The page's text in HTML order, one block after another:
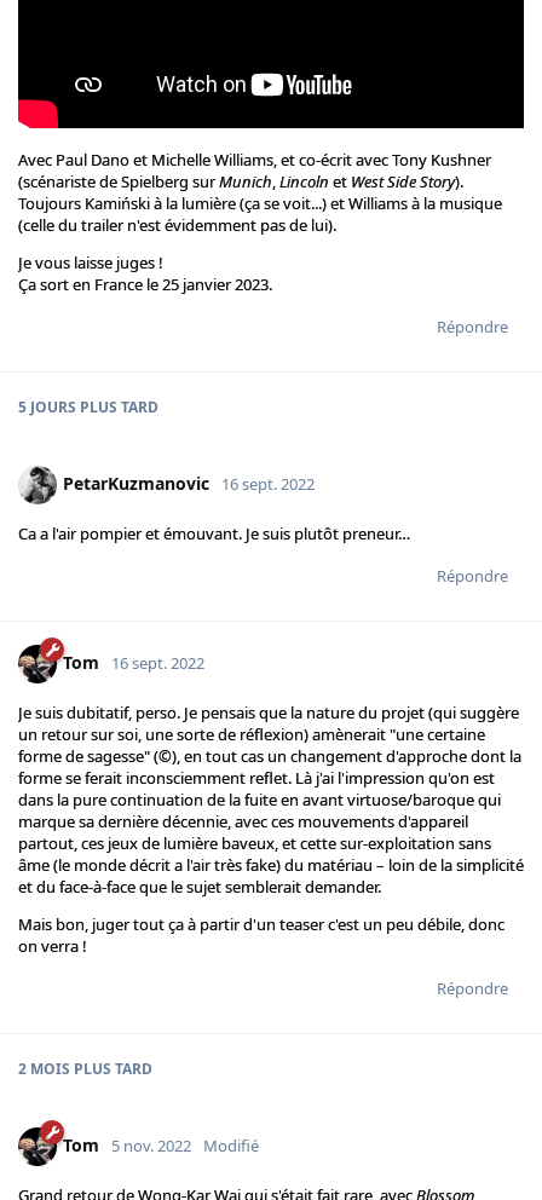
Avec Paul Dano et Michelle Williams, et co-écrit avec Tony Kushner
(scénariste de Spielberg surMunich,Lincoln et West Side Story).
Toujours Kamiński à la lumière (ça se voit...) et Williams à la musique
(celle du trailer n'est évidemment pas de lui).
Je vous laisse juges !
Ça sort en France le 25 janvier 2023.
Répondre
5 JOURS PLUS TARD
PetarKuzmanovic 16 sept. 2022
Ca a l'air pompier et émouvant. Je suis plutôt preneur…
Répondre
Tom 16 sept. 2022
Je suis dubitatif, perso. Je pensais que la nature du projet (qui suggère
un retour sur soi, une sorte de réflexion) amènerait "une certaine
forme de sagesse" (©), en tout cas un changement d'approche dont la
forme se ferait inconsciemment reflet. Là j'ai l'impression qu'on est
dans la pure continuation de la fuite en avant virtuose/baroque qui
marque sa dernière décennie, avec ces mouvements d'appareil
partout, ces jeux de lumière baveux, et cette sur-exploitation sans
âme (le monde décrit a l'air très fake) du matériau – loin de la simplicité
et du face-à-face que le sujet semblerait demander.
Mais bon, juger tout ça à partir d'un teaser c'est un peu débile, donc
on verra !
Répondre
2 MOIS PLUS TARD
Tom 5 nov. 2022 Modifié
Grand retour de Wong-Kar Wai qui s'était fait rare, avecBlossom